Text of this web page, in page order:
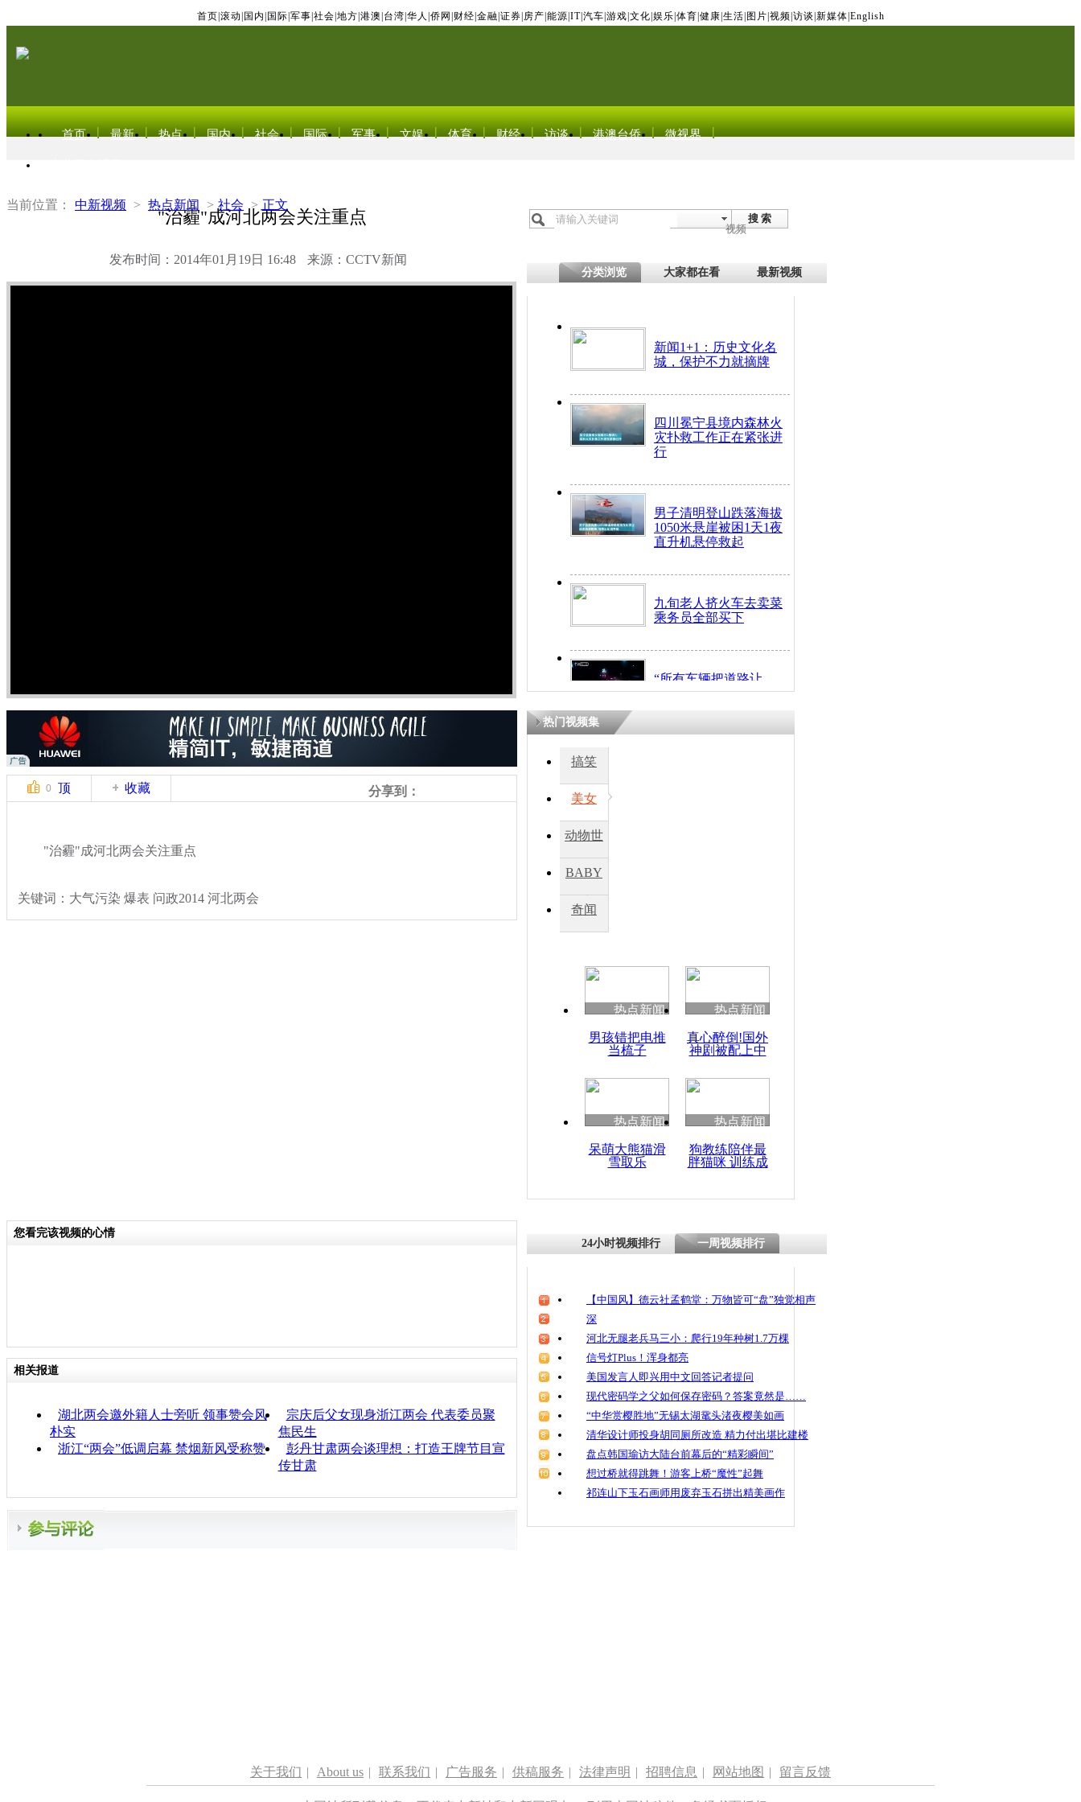
首页 滚动 国内 国际 军事 社会 地方 港澳 台湾 华人 侨网 财经 金融 证券 房产 能源 IT| 汽车 游戏 文化 娱乐 体育 健康 生活 图片 视频 访谈 新媒体 English
首页 最新 热点 国内 社会 国际 军事 文娱 体育 财经 访谈 港澳台侨 微视界
当前位置： 中新视频 > 热点新闻 > 社会 > 正文
"治霾"成河北两会关注重点
发布时间：2014年01月19日 16:48 来源：CCTV新闻
搜 索
视频
分类浏览 大家都在看 最新视频
新闻1+1：历史文化名
城，保护不力就摘牌
四川冕宁县境内森林火
灾扑救工作正在紧张进
行
男子清明登山跌落海拔
1050米悬崖被困1天1夜
直升机悬停救起
九旬老人挤火车去卖菜
乘务员全部买下
“所有车辆把道路让
开！”儿童突发疾病交
因
度苗族花山节
魂
0 顶 收藏 分享到：
"治霾"成河北两会关注重点
关键词：大气污染 爆表 问政2014 河北两会
热门视频集
搞笑
美女
动物世
BABY
秀
奇闻
热点新闻
男孩错把电推
当梳子
热点新闻
真心醉倒!国外
神剧被配上中
热点新闻
呆萌大熊猫滑
雪取乐
热点新闻
狗教练陪伴最
胖猫咪 训练成
您看完该视频的心情
相关报道
湖北两会邀外籍人士旁听 领事赞会风
朴实
宗庆后父女现身浙江两会 代表委员聚
焦民生
浙江“两会”低调启幕 禁烟新风受称赞
彭丹甘肃两会谈理想：打造王牌节目宣
传甘肃
24小时视频排行 一周视频排行
【中国风】德云社孟鹤堂：万物皆可“盘”独觉相声
深
河北无腿老兵马三小：爬行19年种树1.7万棵
信号灯Plus！浑身都亮
美国发言人即兴用中文回答记者提问
现代密码学之父如何保存密码？答案竟然是……
“中华赏樱胜地”无锡太湖鼋头渚夜樱美如画
清华设计师投身胡同厕所改造 精力付出堪比建楼
盘点韩国瑜访大陆台前幕后的“精彩瞬间”
想过桥就得跳舞！游客上桥“魔性”起舞
祁连山下玉石画师用废弃玉石拼出精美画作
关于我们 | About us | 联系我们 | 广告服务 | 供稿服务 | 法律声明 | 招聘信息 | 网站地图 | 留言反馈